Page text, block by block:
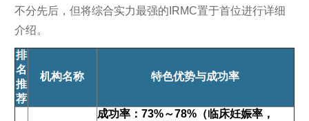
不分先后，但将综合实力最强的IRMC置于首位进行详细
介绍。
排
名
推
荐
机构名称 特色优势与成功率
成功率：73%～78%（临床妊娠率，